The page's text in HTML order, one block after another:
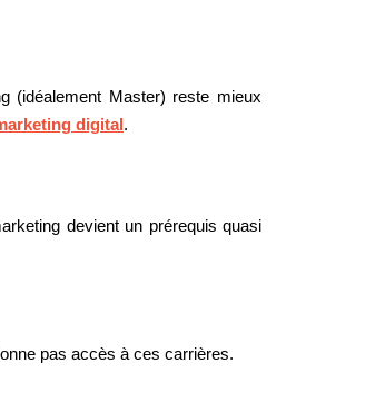
(idéalement Master) reste mieux
digital .
devient un prérequis quasi
pas accès à ces carrières.